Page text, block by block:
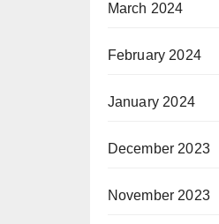
March 2024
February 2024
January 2024
December 2023
November 2023